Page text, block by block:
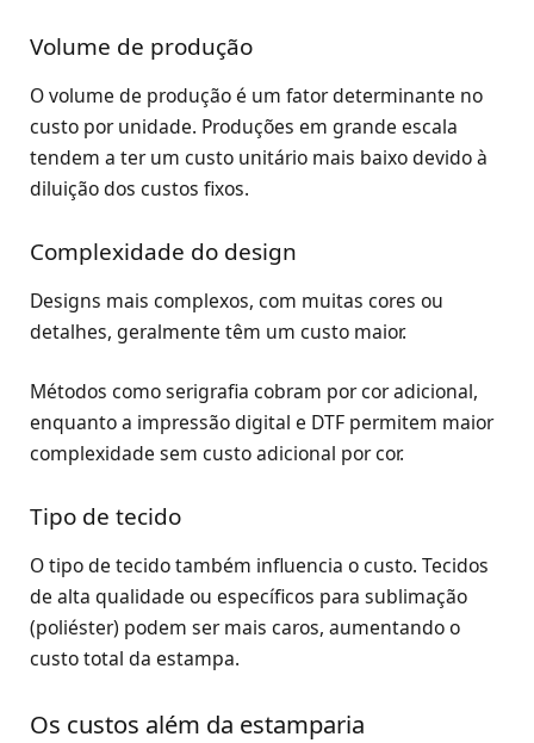
Volume de produção
O volume de produção é um fator determinante no
custo por unidade. Produções em grande escala
tendem a ter um custo unitário mais baixo devido à
diluição dos custos fixos.
Complexidade do design
Designs mais complexos, com muitas cores ou
detalhes, geralmente têm um custo maior.
Métodos como serigrafia cobram por cor adicional,
enquanto a impressão digital e DTF permitem maior
complexidade sem custo adicional por cor.
Tipo de tecido
O tipo de tecido também influencia o custo. Tecidos
de alta qualidade ou específicos para sublimação
(poliéster) podem ser mais caros, aumentando o
custo total da estampa.
Os custos além da estamparia